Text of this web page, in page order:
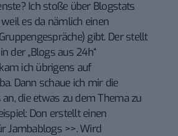
Ich stoße über Blogstats
es da nämlich einen
gibt. Der stellt
der „Blogs aus 24h“
ich übrigens auf
Dann schaue ich mir die
die etwas zu dem Thema zu
Don erstellt einen
Jambablogs >>. Wird